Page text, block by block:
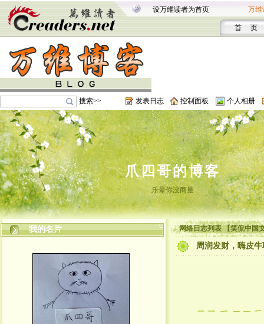
设万维读者为首页 万维
首 页
搜索>> 发表日志 控制面板 个人相册
爪四哥的博客
乐晕你没商量
我的名片 网络日志列表 【笑侃中国
周润发财，嗨皮牛